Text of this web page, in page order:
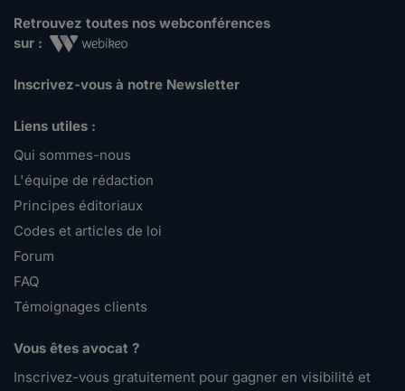
Retrouvez toutes nos webconférences
sur :
Inscrivez-vous à notre Newsletter
Liens utiles :
Qui sommes-nous
L'équipe de rédaction
Principes éditoriaux
Codes et articles de loi
Forum
FAQ
Témoignages clients
Vous êtes avocat ?
Inscrivez-vous gratuitement pour gagner en visibilité et